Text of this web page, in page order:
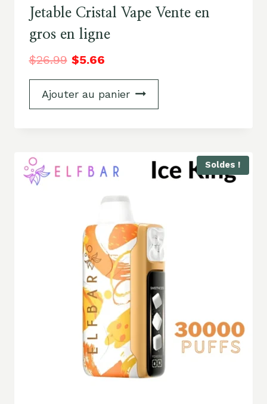
Jetable Cristal Vape Vente en
gros en ligne
$26.99 $5.66
Ajouter au panier
Soldes !